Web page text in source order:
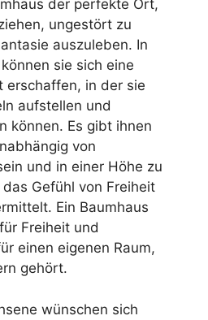
der perfekte Ort,
ungestört zu
auszuleben. In
sie sich eine
erschaffen, in der sie
aufstellen und
können. Es gibt ihnen
von
und in einer Höhe zu
Gefühl von Freiheit
Ein Baumhaus
Freiheit und
einen eigenen Raum,
gehört.
wünschen sich